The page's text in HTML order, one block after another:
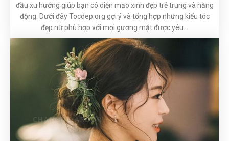
đầu xu hướng giúp bạn có diện mạo xinh đẹp trẻ trung và năng
động. Dưới đây Tocdep.org gợi ý và tổng hợp những kiểu tóc
đẹp nữ phù hợp với mọi gương mặt được yêu...